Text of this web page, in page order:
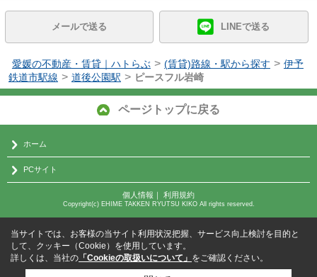
メールで送る LINEで送る
愛媛の不動産・賃貸｜ハトらぶ > (賃貸)路線・駅から探す > 伊予
鉄道市駅線 > 道後公園駅 > ピースフル岩崎
ページトップに戻る
ホーム
PCサイト
個人情報 ｜ 利用規約
Copyright(c) EHIME TAKKEN RYUTSU KIKO All rights reserved.
当サイトでは、お客様の当サイト利用状況把握、サービス向上検討を目的と
して、クッキー（Cookie）を使用しています。
詳しくは、当社の 「Cookieの取扱いについて」 をご確認ください。